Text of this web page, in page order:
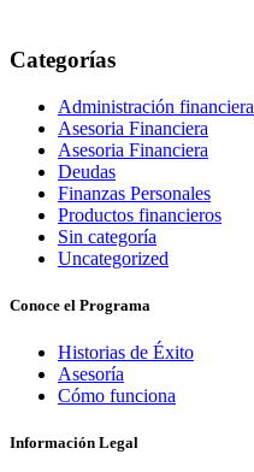
Categorías
Administración financiera
Asesoria Financiera
Asesoria Financiera
Deudas
Finanzas Personales
Productos financieros
Sin categoría
Uncategorized
Conoce el Programa
Historias de Éxito
Asesoría
Cómo funciona
Información Legal